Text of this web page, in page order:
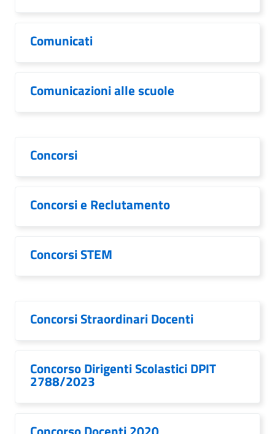
Comunicati
Comunicazioni alle scuole
Concorsi
Concorsi e Reclutamento
Concorsi STEM
Concorsi Straordinari Docenti
Concorso Dirigenti Scolastici DPIT
2788/2023